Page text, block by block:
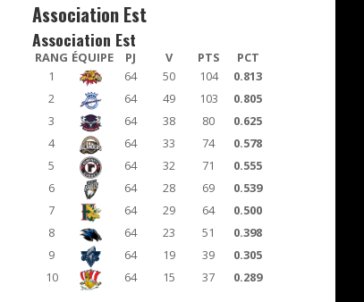
Association Est
Association Est
RANG ÉQUIPE PJ V PTS
PCT
1
64 50 104
0.813
2
64 49 103
0.805
3
64 38 80
0.625
4
64 33 74
0.578
5
64 32 71
0.555
6
64 28 69
0.539
7
64 29 64
0.500
8
64 23 51
0.398
9
64 19 39
0.305
10
64 15 37 0.289